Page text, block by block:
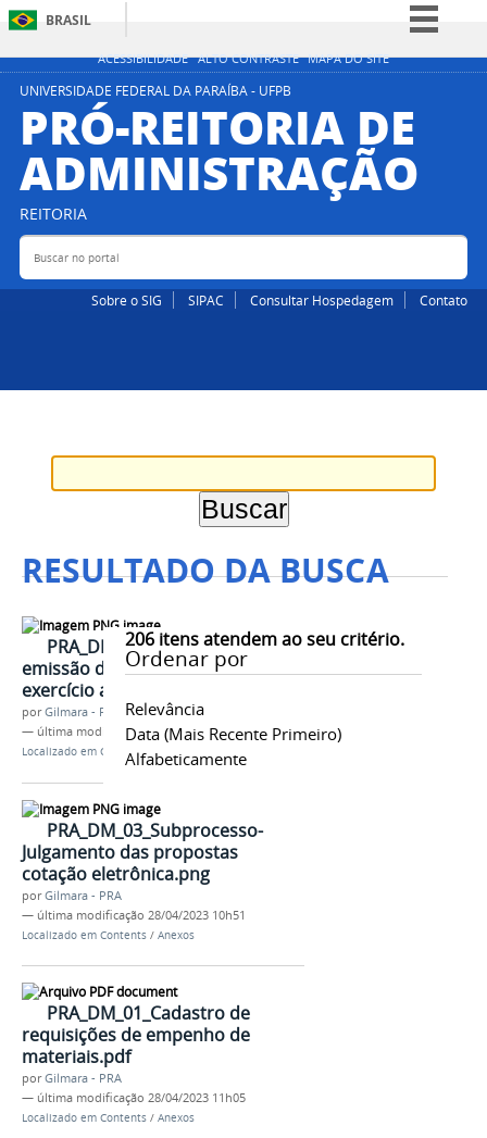
ACESSIBILIDADE ALTO CONTRASTE MAPA DO SITE
BRASIL
Simplifique!
Participe
Acesso à informação
Legislação
UNIVERSIDADE FEDERAL DA PARAÍBA - UFPB
PRÓ-REITORIA DE
ADMINISTRAÇÃO
REITORIA
Buscar no portal
Sobre o SIG SIPAC Consultar Hospedagem Contato
RESULTADO DA BUSCA
206itens atendem ao seu critério.
Ordenar por
Relevância
Data (mais Recente Primeiro)
Alfabeticamente
PRA_DM_05_Fluxo para
emissão de empenho de dívida de
exercício anterior.png
porGilmara - PRA
— última modificação28/04/2023 10h51
Localizado em Contents / Anexos
PRA_DM_03_Subprocesso-
Julgamento das propostas
cotação eletrônica.png
porGilmara - PRA
— última modificação 28/04/2023 10h51
Localizado em Contents / Anexos
PRA_DM_01_Cadastro de
requisições de empenho de
materiais.pdf
porGilmara - PRA
— última modificação 28/04/2023 11h05
Localizado em Contents / Anexos